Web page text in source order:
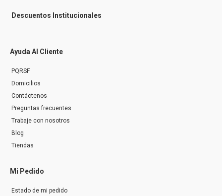
Descuentos Institucionales
Ayuda Al Cliente
PQRSF
Domicilios
Contáctenos
Preguntas frecuentes
Trabaje con nosotros
Blog
Tiendas
Mi Pedido
Estado de mi pedido